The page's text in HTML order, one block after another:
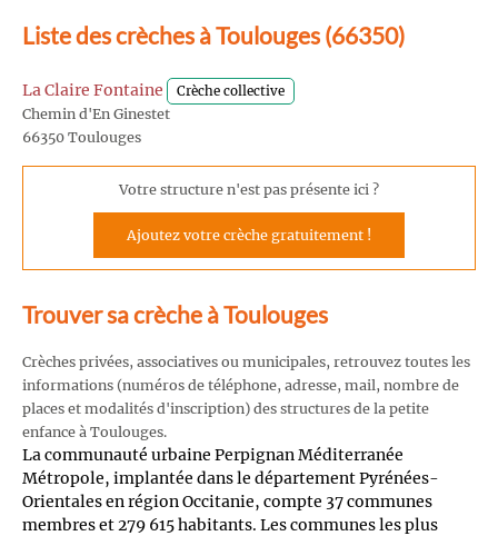
Liste des crèches à Toulouges (66350)
La Claire Fontaine Crèche collective
Chemin d'En Ginestet
66350 Toulouges
Votre structure n'est pas présente ici ?
Ajoutez votre crèche gratuitement !
Trouver sa crèche à Toulouges
Crèches privées, associatives ou municipales, retrouvez toutes les
informations (numéros de téléphone, adresse, mail, nombre de
places et modalités d'inscription) des structures de la petite
enfance à Toulouges.
La communauté urbaine Perpignan Méditerranée
Métropole, implantée dans le département Pyrénées-
Orientales en région Occitanie, compte 37 communes
membres et 279 615 habitants. Les communes les plus